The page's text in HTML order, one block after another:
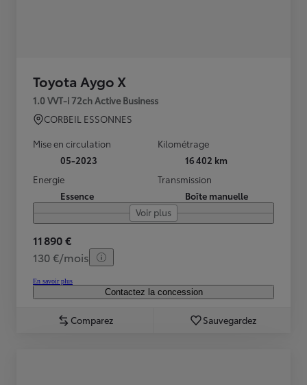
Toyota Aygo X
1.0 VVT-i 72ch Active Business
CORBEIL ESSONNES
Mise en circulation
05-2023
Kilométrage
16 402 km
Energie
Essence
Transmission
Boîte manuelle
Voir plus
11 890 €
130 €/mois
En savoir plus
Contactez la concession
Comparez Sauvegardez